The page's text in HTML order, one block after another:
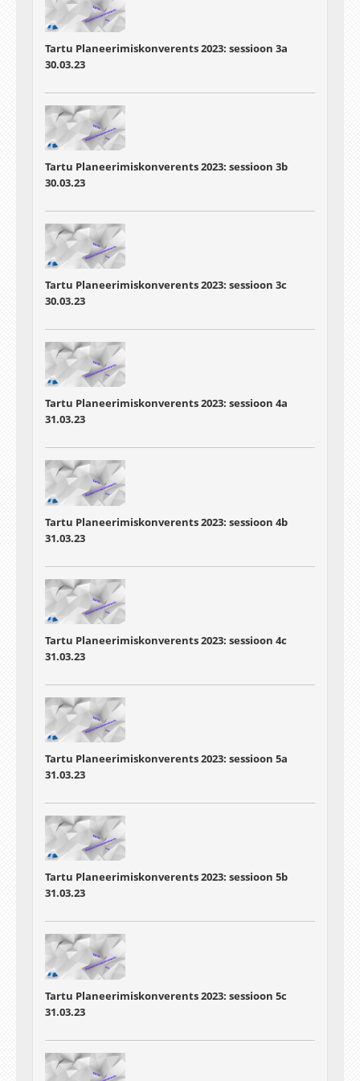
Tartu Planeerimiskonverents 2023: sessioon 3a
30.03.23
Tartu Planeerimiskonverents 2023: sessioon 3b
30.03.23
Tartu Planeerimiskonverents 2023: sessioon 3c
30.03.23
Tartu Planeerimiskonverents 2023: sessioon 4a
31.03.23
Tartu Planeerimiskonverents 2023: sessioon 4b
31.03.23
Tartu Planeerimiskonverents 2023: sessioon 4c
31.03.23
Tartu Planeerimiskonverents 2023: sessioon 5a
31.03.23
Tartu Planeerimiskonverents 2023: sessioon 5b
31.03.23
Tartu Planeerimiskonverents 2023: sessioon 5c
31.03.23